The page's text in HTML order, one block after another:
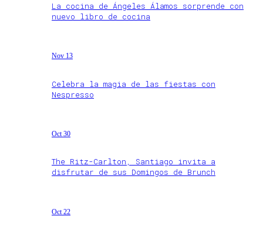
La cocina de Ángeles Álamos sorprende con
nuevo libro de cocina
Nov 13
Celebra la magia de las fiestas con
Nespresso
Oct 30
The Ritz-Carlton, Santiago invita a
disfrutar de sus Domingos de Brunch
Oct 22